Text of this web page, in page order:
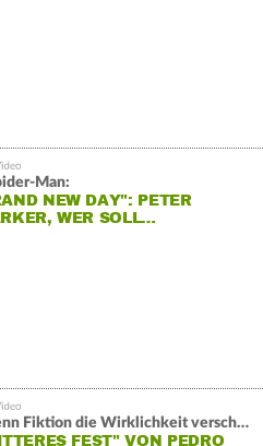
Man:
NEW DAY": PETER
WER SOLL…
Wenn Fiktion die Wirklichkeit verschiebt:
FEST" VON PEDRO